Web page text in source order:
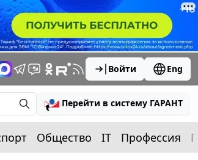
Войти Eng
Перейти в систему ГАРАНТ
Общество IT Профессия